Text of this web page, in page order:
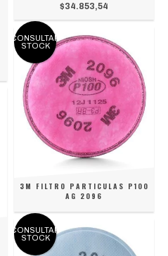
$34.853,54
CONSULTAR
STOCK
3M FILTRO PARTICULAS P100
AG 2096
CONSULTAR
STOCK